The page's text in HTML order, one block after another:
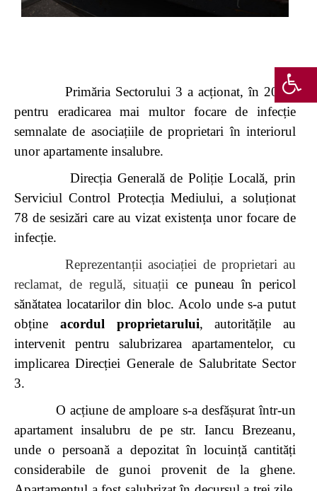
Primăria Sectorului 3 a acționat, în 2024,
pentru eradicarea mai multor focare de infecție
semnalate de asociațiile de proprietari în interiorul
unor apartamente insalubre.
Direcția Generală de Poliție Locală, prin
Serviciul Control Protecția Mediului, a soluționat
78 de sesizări care au vizat existența unor focare de
infecție.
Reprezentanții asociației de proprietari au
reclamat, de regulă, situații ce puneau în pericol
sănătatea locatarilor din bloc. Acolo unde s-a putut
obține acordul proprietarului, autoritățile au
intervenit pentru salubrizarea apartamentelor, cu
implicarea Direcției Generale de Salubritate Sector
3.
O acțiune de amploare s-a desfășurat într-un
apartament insalubru de pe str. Iancu Brezeanu,
unde o persoană a depozitat în locuință cantități
considerabile de gunoi provenit de la ghene.